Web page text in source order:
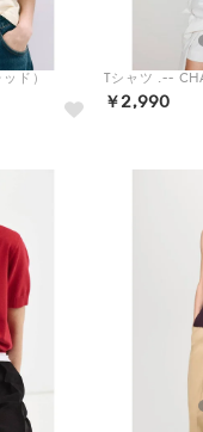
ド） Tシャツ .--
￥2,990